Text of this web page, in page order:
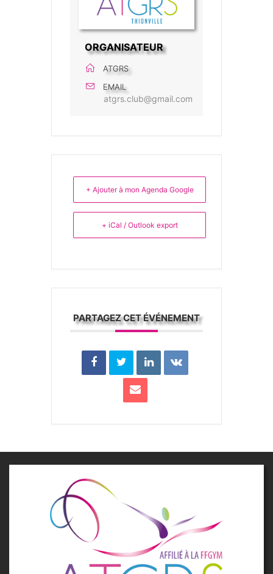
ORGANISATEUR
ATGRS
EMAIL
atgrs.club@gmail.com
+ Ajouter à mon Agenda Google
+ iCal / Outlook export
PARTAGEZ CET ÉVÉNEMENT